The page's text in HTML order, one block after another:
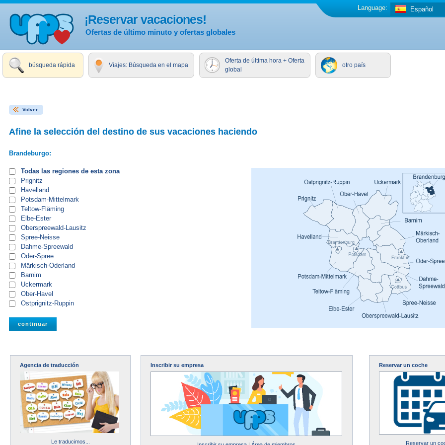
¡Reservar vacaciones!
Ofertas de último minuto y ofertas globales
Español
Language:
búsqueda rápida Viajes: Búsqueda en el mapa
Oferta de última hora + Oferta
global
otro país
Volver
Afine la selección del destino de sus vacaciones haciendo
Brandeburgo:
Todas las regiones de esta zona
Prignitz
Havelland
Potsdam-Mittelmark
Teltow-Fläming
Elbe-Ester
Oberspreewald-Lausitz
Spree-Neisse
Dahme-Spreewald
Oder-Spree
Märkisch-Oderland
Barnim
Uckermark
Ober-Havel
Ostprignitz-Ruppin
Agencia de traducción
Le traducimos...
Inscribir su empresa Reservar un coche
Reservar un